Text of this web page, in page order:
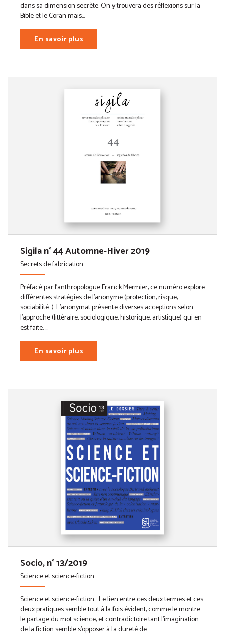
dans sa dimension secrète. On y trouvera des réflexions sur la
Bible et le Coran mais...
En savoir plus
Sigila n° 44 Automne-Hiver 2019
Secrets de fabrication
Préfacé par l’anthropologue Franck Mermier, ce numéro explore
différentes stratégies de l’anonyme (protection, risque,
sociabilité…). L’anonymat présente diverses acceptions selon
l’approche (littéraire, sociologique, historique, artistique) qui en
est faite. ...
En savoir plus
Socio, n° 13/2019
Science et science-fiction
Science et science-fiction… Le lien entre ces deux termes et ces
deux pratiques semble tout à la fois évident, comme le montre
le partage du mot science, et contradictoire tant l’imagination
de la fiction semble s’opposer à la dureté de...